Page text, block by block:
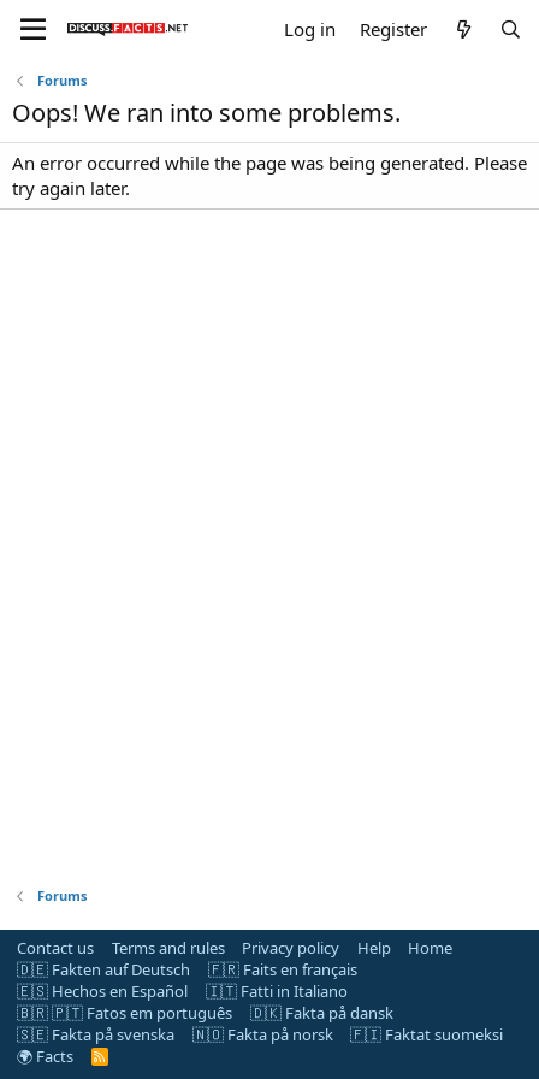
Log in Register
Forums
Oops! We ran into some problems.
An error occurred while the page was being generated. Please
try again later.
Forums
Contact us Terms and rules Privacy policy Help
Home
🇩🇪 Fakten auf Deutsch
🇫🇷 Faits en français
🇪🇸 Hechos en Español
🇮🇹 Fatti in Italiano
🇧🇷 🇵🇹 Fatos em português
🇩🇰 Fakta på dansk
🇸🇪 Fakta på svenska
🇳🇴 Fakta på norsk
🇫🇮 Faktat suomeksi
🌍 Facts
R